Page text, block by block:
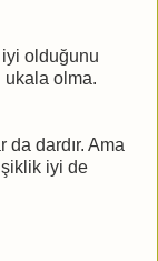
olduğunu
ukala olma.
dardır. Ama
iyi de